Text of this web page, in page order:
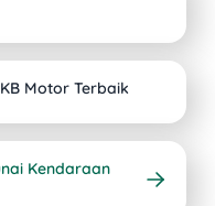
Motor Terbaik
Kendaraan